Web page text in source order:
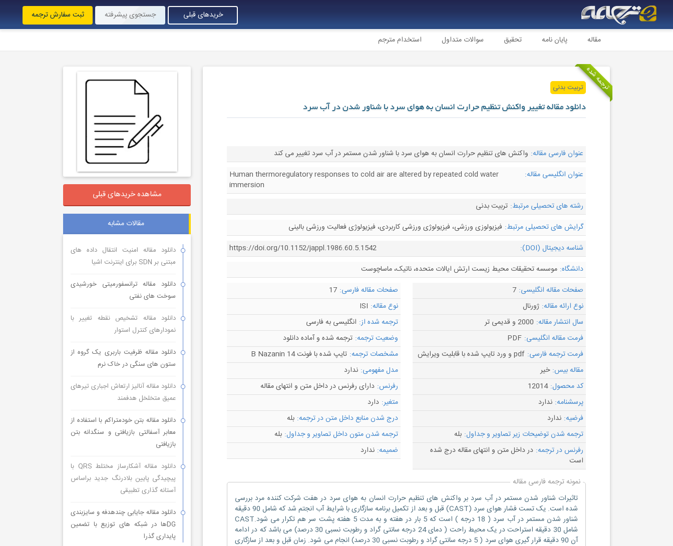
خریدهای قبلی جستجوی پیشرفته ثبت سفارش ترجمه
مقاله پایان نامه تحقیق سوالات متداول استخدام مترجم
ترجمه شدهتربیت بدنی
دانلود مقاله تغییر واکنش تنظیم حرارت انسان به هوای سرد با شناور شدن در آب سرد
عنوان فارسی مقاله: واکنش های تنظیم حرارت انسان به هوای سرد با شناور شدن مستمر در آب سرد تغییر می کند
عنوان انگلیسی مقاله:
Human thermoregulatory responses to cold air are altered by repeated cold water
immersion
رشته های تحصیلی مرتبط: تربیت بدنی
گرایش های تحصیلی مرتبط: فیزیولوزی ورزشی، فیزیولوژی ورزشی کاربردی، فیزیولوژی فعالیت ورزشی بالینی
شناسه دیجیتال (DOI):
https://doi.org/10.1152/jappl.1986.60.5.1542
دانشگاه: موسسه تحقیقات محیط زیست ارتش ایالات متحده، ناتیک، ماساچوست
صفحات مقاله انگلیسی: 7 صفحات مقاله فارسی: 17
نوع ارائه مقاله: ژورنال نوع مقاله: ISI
سال انتشار مقاله: 2000 و قدیمی تر ترجمه شده از: انگلیسی به فارسی
فرمت مقاله انگلیسی: PDF وضعیت ترجمه: ترجمه شده و آماده دانلود
فرمت ترجمه فارسی: pdf و ورد تایپ شده با قابلیت ویرایش مشخصات ترجمه: تایپ شده با فونت B Nazanin 14
مقاله بیس: خیر مدل مفهومی: ندارد
کد محصول: 12014 رفرنس: دارای رفرنس در داخل متن و انتهای مقاله
پرسشنامه: ندارد متغیر: دارد
فرضیه: ندارد درج شدن منابع داخل متن در ترجمه: بله
ترجمه شدن توضیحات زیر تصاویر و جداول: بله ترجمه شدن متون داخل تصاویر و جداول: بله
رفرنس در ترجمه: در داخل متن و انتهای مقاله درج شده
است
ضمیمه: ندارد
نمونه ترجمه فارسی مقاله
تاثیرات شناور شدن مستمر در آب سرد بر واکنش های تنظیم حرارت انسان به هوای سرد در هفت شرکت کننده مرد بررسی
شده است. یک تست فشار هوای سرد (CAST) قبل و بعد از تکمیل برنامه سازگاری با شرایط آب انجتم شد که شامل 90 دقیقه
شناور شدن مستمر در آب سرد ( 18 درجه ) است که 5 بار در هفته و به مدت 5 هفته پشت سر هم تکرار می شود.CAST
شامل 30 دقیقه استراحت در یک محیط راحت ( دمای 24 درجه سانتی گراد و رطوبت نسبی 30 درصد) می باشد که در ادامه
آن 90 دقیقه قرار گیری هوای سرد ( 5 درجه سانتی گراد و رطوبت نسبی 30 درصد) انجام می شود. زمان قبل و بعد از سازگاری
مشاهده خریدهای قبلی
مقالات مشابه
دانلود مقاله امنیت انتقال داده های
مبتنی بر SDN برای اینترنت اشیا
دانلود مقاله ترانسفورمیتی خورشیدی
سوخت های نفتی
دانلود مقاله تشخیص نقطه تغییر با
نمودارهای کنترل استوار
دانلود مقاله ظرفیت باربری یک گروه از
ستون های سنگی در خاک نرم
دانلود مقاله آنالیز ارتعاش اجباری تیرهای
عمیق متخلخل هدفمند
دانلود مقاله بتن خودمتراکم با استفاده از
معابر آسفالتی بازیافتی و سنگدانه بتن
بازیافتی
دانلود مقاله آشکارساز مختلط QRS با
پیچیدگی پایین بلادرنگ جدید براساس
آستانه گذاری تطبیقی
دانلود مقاله جایابی چندهدفه و سایزبندی
DGها در شبکه های توزیع با تضمین
پایداری گذرا